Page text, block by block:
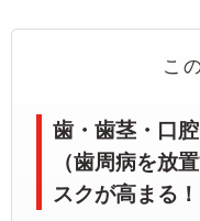
こ
歯・歯茎・口
（歯周病を放
スクが高まる！